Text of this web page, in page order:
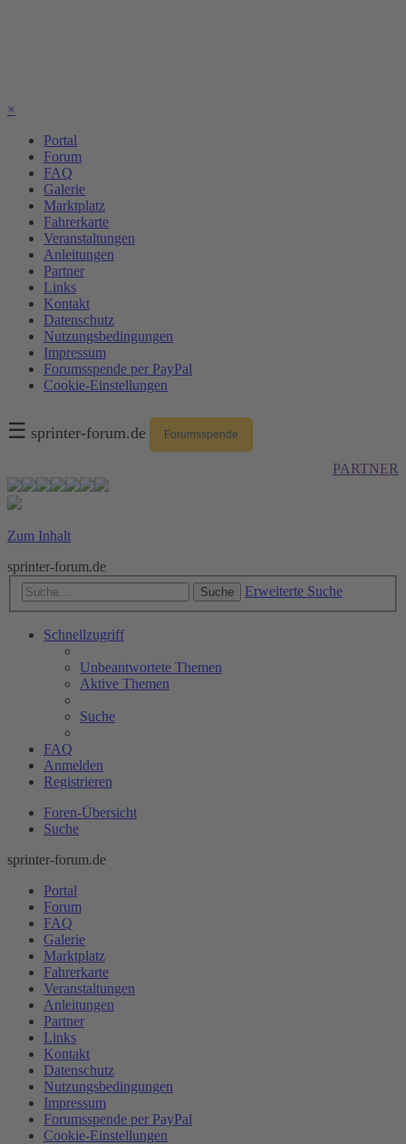
×
Portal
Forum
FAQ
Galerie
Marktplatz
Fahrerkarte
Veranstaltungen
Anleitungen
Partner
Links
Kontakt
Datenschutz
Nutzungsbedingungen
Impressum
Forumsspende per PayPal
Cookie-Einstellungen
☰ sprinter-forum.de Forumsspende
PARTNER
Zum Inhalt
sprinter-forum.de
Suche Erweiterte Suche
Schnellzugriff
Unbeantwortete Themen
Aktive Themen
Suche
FAQ
Anmelden
Registrieren
Foren-Übersicht
Suche
sprinter-forum.de
Portal
Forum
FAQ
Galerie
Marktplatz
Fahrerkarte
Veranstaltungen
Anleitungen
Partner
Links
Kontakt
Datenschutz
Nutzungsbedingungen
Impressum
Forumsspende per PayPal
Cookie-Einstellungen